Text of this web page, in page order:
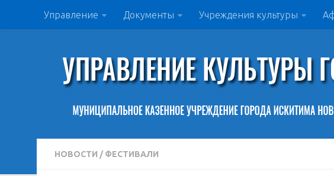
Управление Документы Учреждения культуры
НОВОСТИ / ФЕСТИВАЛИ